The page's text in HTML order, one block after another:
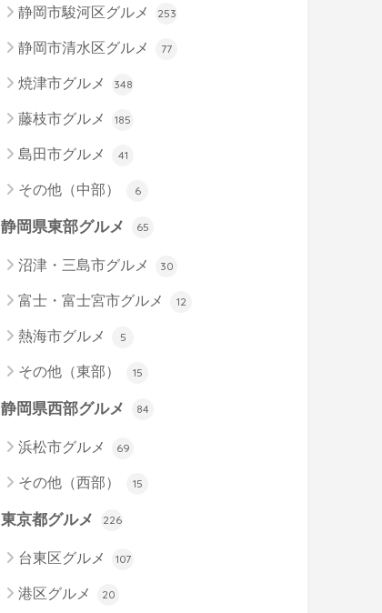
静岡市駿河区グルメ 253
静岡市清水区グルメ 77
焼津市グルメ 348
藤枝市グルメ 185
島田市グルメ 41
その他（中部） 6
静岡県東部グルメ 65
沼津・三島市グルメ 30
富士・富士宮市グルメ 12
熱海市グルメ 5
その他（東部） 15
静岡県西部グルメ 84
浜松市グルメ 69
その他（西部） 15
東京都グルメ 226
台東区グルメ 107
港区グルメ 20